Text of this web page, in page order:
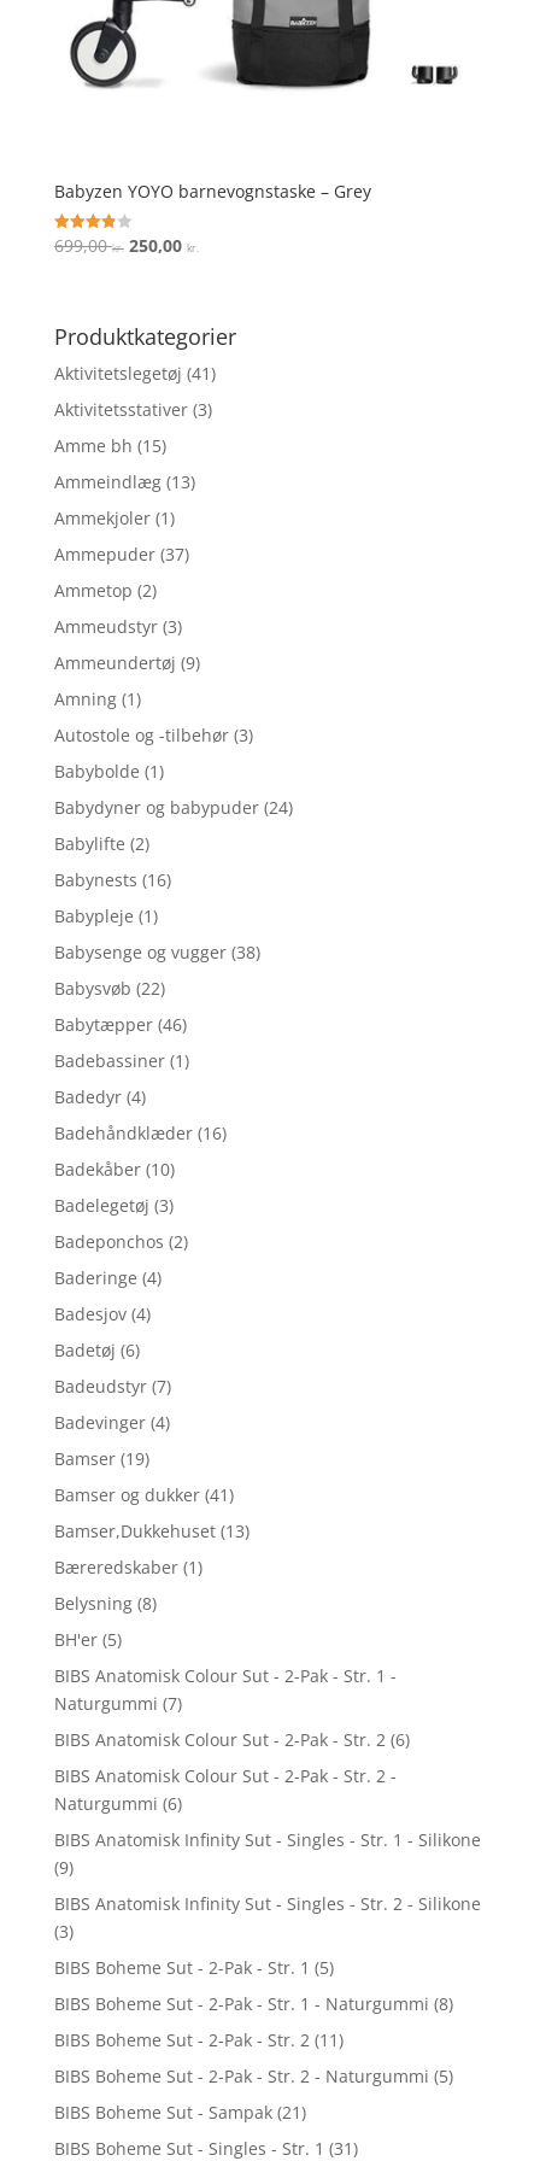
Babyzen YOYO barnevognstaske – Grey
Vurderet
3.9
699,00kr. Den
var:
699,00 kr..
250,00 kr.
er:
Produktkategorier
Aktivitetslegetøj (41)
Aktivitetsstativer (3)
Amme bh (15)
Ammeindlæg (13)
Ammekjoler (1)
Ammepuder (37)
Ammetop (2)
Ammeudstyr (3)
Ammeundertøj (9)
Amning (1)
Autostole og -tilbehør (3)
Babybolde (1)
Babydyner og babypuder (24)
Babylifte (2)
Babynests (16)
Babypleje (1)
Babysenge og vugger (38)
Babysvøb (22)
Babytæpper (46)
Badebassiner (1)
Badedyr (4)
Badehåndklæder (16)
Badekåber (10)
Badelegetøj (3)
Badeponchos (2)
Baderinge (4)
Badesjov (4)
Badetøj (6)
Badeudstyr (7)
Badevinger (4)
Bamser (19)
Bamser og dukker (41)
Bamser,Dukkehuset (13)
Bæreredskaber (1)
Belysning (8)
BH'er (5)
BIBS Anatomisk Colour Sut - 2-Pak - Str. 1 -
Naturgummi (7)
BIBS Anatomisk Colour Sut - 2-Pak - Str. 2 (6)
BIBS Anatomisk Colour Sut - 2-Pak - Str. 2 -
Naturgummi (6)
BIBS Anatomisk Infinity Sut - Singles - Str. 1 - Silikone
(9)
BIBS Anatomisk Infinity Sut - Singles - Str. 2 - Silikone
(3)
BIBS Boheme Sut - 2-Pak - Str. 1 (5)
BIBS Boheme Sut - 2-Pak - Str. 1 - Naturgummi (8)
BIBS Boheme Sut - 2-Pak - Str. 2 (11)
BIBS Boheme Sut - 2-Pak - Str. 2 - Naturgummi (5)
BIBS Boheme Sut - Sampak (21)
BIBS Boheme Sut - Singles - Str. 1 (31)